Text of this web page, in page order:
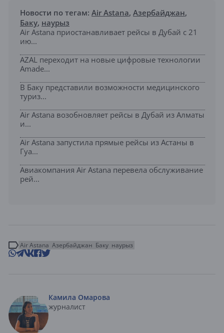
Новости по тегам: Air Astana, Азербайджан,
Баку, наурыз
Air Astana приостанавливает рейсы в Дубай с 21
ию...
AZAL переходит на новые цифровые технологии
Amade...
В Баку представили возможности медицинского
туриз...
Air Astana возобновляет рейсы в Дубай из Алматы
и...
Air Astana запустила прямые рейсы из Астаны в
Гуа...
Авиакомпания Air Astana перевела обслуживание
рей...
Air Astana Азербайджан Баку наурыз
Камила Омарова
журналист